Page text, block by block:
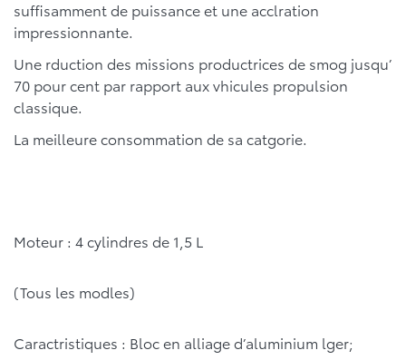
suffisamment de puissance et une acclration
impressionnante.
Une rduction des missions productrices de smog jusqu’
70 pour cent par rapport aux vhicules propulsion
classique.
La meilleure consommation de sa catgorie.
Moteur : 4 cylindres de 1,5 L
(Tous les modles)
Caractristiques : Bloc en alliage d’aluminium lger;